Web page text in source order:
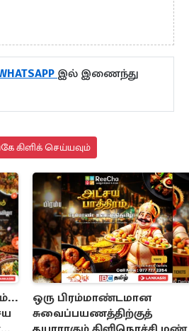
இல் இணைந்து
கிளிக் செய்யவும்
ஒரு பிரம்மாண்டமான
சுவைப்பயணத்திற்குத்